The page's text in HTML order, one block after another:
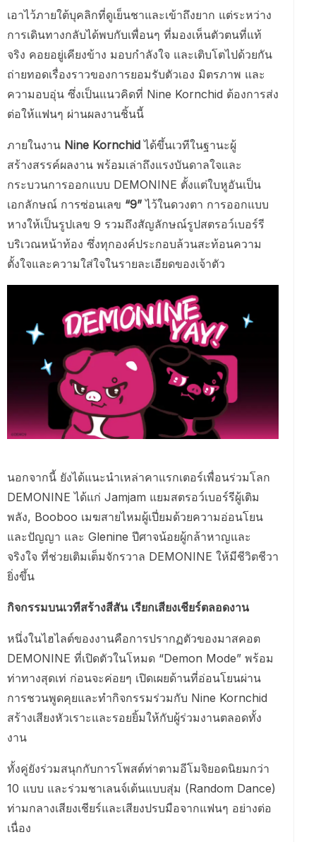
เอาไว้ภายใต้บุคลิกที่ดูเย็นชาและเข้าถึงยาก แต่ระหว่าง
การเดินทางกลับได้พบกับเพื่อนๆ ที่มองเห็นตัวตนที่แท้
จริง คอยอยู่เคียงข้าง มอบกำลังใจ และเติบโตไปด้วยกัน
ถ่ายทอดเรื่องราวของการยอมรับตัวเอง มิตรภาพ และ
ความอบอุ่น ซึ่งเป็นแนวคิดที่ Nine Kornchid ต้องการส่ง
ต่อให้แฟนๆ ผ่านผลงานชิ้นนี้
ภายในงาน Nine Kornchid ได้ขึ้นเวทีในฐานะผู้
สร้างสรรค์ผลงาน พร้อมเล่าถึงแรงบันดาลใจและ
กระบวนการออกแบบ DEMONINE ตั้งแต่ใบหูอันเป็น
เอกลักษณ์ การซ่อนเลข “9”ไว้ในดวงตา การออกแบบ
หางให้เป็นรูปเลข 9 รวมถึงสัญลักษณ์รูปสตรอว์เบอร์รี
บริเวณหน้าท้อง ซึ่งทุกองค์ประกอบล้วนสะท้อนความ
ตั้งใจและความใส่ใจในรายละเอียดของเจ้าตัว
นอกจากนี้ ยังได้แนะนำเหล่าคาแรกเตอร์เพื่อนร่วมโลก
DEMONINE ได้แก่ Jamjam แยมสตรอว์เบอร์รีผู้เติม
พลัง, Booboo เมฆสายไหมผู้เปี่ยมด้วยความอ่อนโยน
และปัญญา และ Glenine ปีศาจน้อยผู้กล้าหาญและ
จริงใจ ที่ช่วยเติมเต็มจักรวาล DEMONINE ให้มีชีวิตชีวา
ยิ่งขึ้น
กิจกรรมบนเวทีสร้างสีสัน เรียกเสียงเชียร์ตลอดงาน
หนึ่งในไฮไลต์ของงานคือการปรากฏตัวของมาสคอต
DEMONINE ที่เปิดตัวในโหมด “Demon Mode” พร้อม
ท่าทางสุดเท่ ก่อนจะค่อยๆ เปิดเผยด้านที่อ่อนโยนผ่าน
การชวนพูดคุยและทำกิจกรรมร่วมกับ Nine Kornchid
สร้างเสียงหัวเราะและรอยยิ้มให้กับผู้ร่วมงานตลอดทั้ง
งาน
ทั้งคู่ยังร่วมสนุกกับการโพสต์ท่าตามอีโมจิยอดนิยมกว่า
10 แบบ และร่วมชาเลนจ์เต้นแบบสุ่ม (Random Dance)
ท่ามกลางเสียงเชียร์และเสียงปรบมือจากแฟนๆ อย่างต่อ
เนื่อง